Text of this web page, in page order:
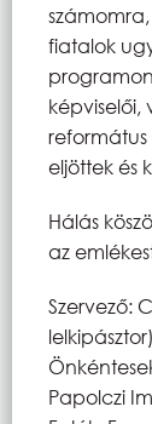
fiatalok
képviselői,
eljöttek és
Hálás
az
Szervező:
Papolczi